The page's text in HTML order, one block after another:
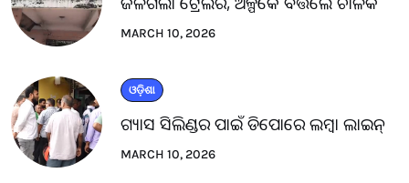
MARCH 10, 2026
ଓଡ଼ିଶା
ଗ୍ୟାସ ସିଲିଣ୍ଡର ପାଇଁ ଡିପୋରେ ଲମ୍ବା ଲାଇନ୍
MARCH 10, 2026